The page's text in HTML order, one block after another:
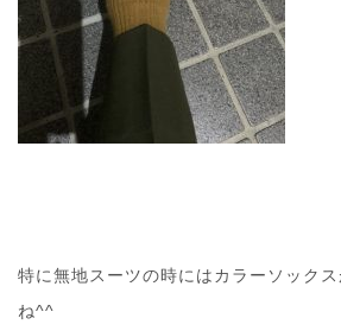
特に無地スーツの時にはカラーソック
ね^^